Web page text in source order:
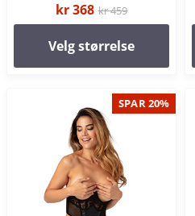
kr 368 kr 459
Velg størrelse
SPAR 20%